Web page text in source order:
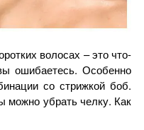
волосах – это что-
ошибаетесь. Особенно
со стрижкой боб.
можно убрать челку. Как